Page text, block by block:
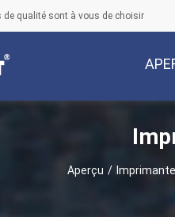
de qualité sont à vous de choisir
Aperçu /